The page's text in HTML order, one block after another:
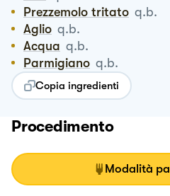
Prezzemolo tritato q.b.
Aglio q.b.
Acqua q.b.
Parmigiano q.b.
Copia ingredienti
Procedimento
Modalità